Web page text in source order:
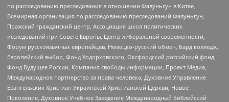
по расследованию преследования в отношении Фалуньгун в Китае,
Всемирная организация по расследованию преследований Фалуньгун,
Пражский гражданский центр, Ассоциация школ политических
исследований при Совете Европы, Центр либеральной современности,
Форум русскоязычных европейцев, Немецко-русский обмен, Бард колледж,
Европейский выбор, Фонд Ходорковского, Оксфордский российский фонд,
Фонд Будущее России, Компания свободы информации, Проект Медиа,
Международное партнерство за права человека, Духовное Управление
Евангельских Христиан Украинской Христианской Церкви, Новое
Поколение, Духовное Учебное Заведение Международный Библейский